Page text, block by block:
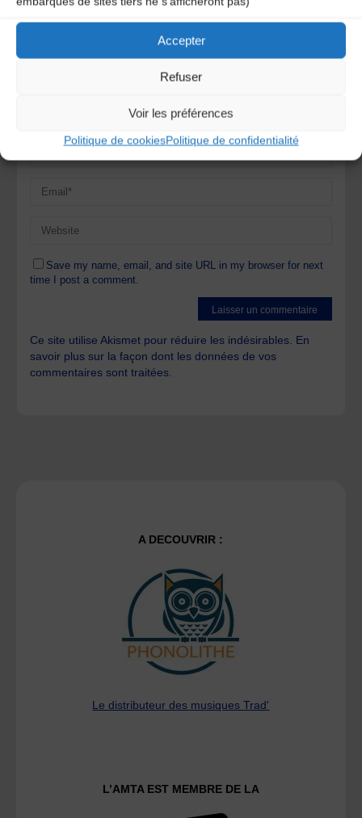
Accepter
Refuser
Voir les préférences
Politique de cookiesPolitique de confidentialité
Save my name, email, and site URL in my browser for next
time I post a comment.
Ce site utilise Akismet pour réduire les indésirables. En
savoir plus sur la façon dont les données de vos
commentaires sont traitées
A DECOUVRIR :
Le distributeur des musiques Trad'
L’AMTA EST MEMBRE DE LA